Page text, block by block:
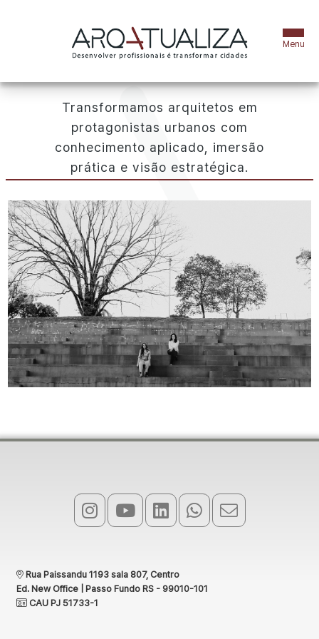
sobre
equipe
cursos
projetos
blog
e-books
arqtrip
Transformamos arquitetos em
protagonistas urbanos com
conhecimento aplicado, imersão
prática e visão estratégica.
Rua Paissandu 1193 sala 807, Centro
Ed. New Office | Passo Fundo RS - 99010-101
CAU PJ 51733-1